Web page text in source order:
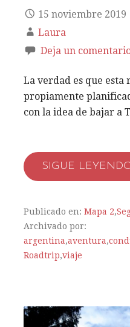
15 noviembre 2019
Laura
Deja un
La verdad es que esta
propiamente
con la idea de bajar a
SIGUE
Publicado en: Mapa 2,
Archivado por:
argentina,aventura,
Roadtrip,viaje